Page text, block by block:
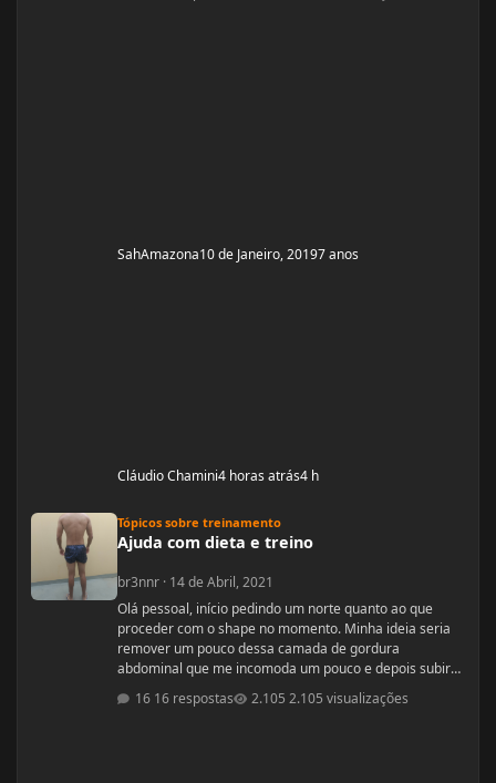
SahAmazona10 de Janeiro, 20197 anos
Cláudio Chamini4 horas atrás4 h
Tópicos sobre treinamento
Ajuda com dieta e treino
br3nnr · 14 de Abril, 2021
Olá pessoal, início pedindo um norte quanto ao que
proceder com o shape no momento. Minha ideia seria
remover um pouco dessa camada de gordura
abdominal que me incomoda um pouco e depois subir
ajudar! Idade: 24 Altura: 187 Peso: 80
16 respostas 2.105 visualizações